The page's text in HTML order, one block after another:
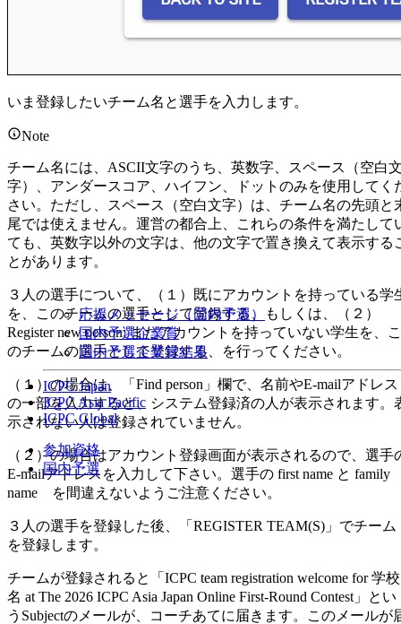
応援メッセージ（国内予選）
国内予選企業賞
国内予選企業賞結果
ICPC Japan
ICPC Asia Pacific
ICPC Global
参加資格
国内予選
いま登録したいチーム名と選手を入力します。
Note
チーム名には、ASCII文字のうち、英数字、スペース（空白
字）、アンダースコア、ハイフン、ドットのみを使用してく
さい。ただし、スペース（空白文字）は、チーム名の先頭と
尾では使えません。運営の都合上、これらの条件を満たして
ても、英数字以外の文字は、他の文字で置き換えて表示する
とがあります。
３人の選手について、（１）既にアカウントを持っている学
を、このチームの選手として登録する、もしくは、（２）
Register new person: まだアカウントを持っていない学生を、こ
のチームの選手として登録する、を行ってください。
（１）の場合は、「Find person」欄で、名前やE-mailアドレス
の一部を入力すると、システム登録済の人が表示されます。
示されない人は登録されていません。
（２）の場合はアカウント登録画面が表示されるので、選手
E-mailアドレスを入力して下さい。選手の first name と family
name を間違えないようご注意ください。
３人の選手を登録した後、「REGISTER TEAM(S)」でチーム
を登録します。
チームが登録されると「ICPC team registration welcome for 学校
名 at The 2026 ICPC Asia Japan Online First-Round Contest」とい
うSubjectのメールが、コーチあてに届きます。このメールが